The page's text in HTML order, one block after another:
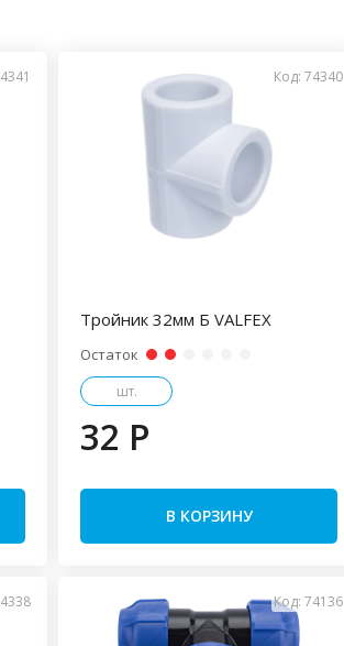
Код: 74340
Тройник 32мм Б VALFEX
Остаток
шт.
32 P
В КОРЗИНУ
Код: 74136